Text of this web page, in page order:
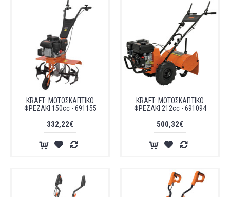
KRAFT: ΜΟΤΟΣΚΑΠΤΙΚΟ
ΦΡΕΖΑΚΙ 150cc - 691155
332,22€
KRAFT: ΜΟΤΟΣΚΑΠΤΙΚΟ
ΦΡΕΖΑΚΙ 212cc - 691094
500,32€